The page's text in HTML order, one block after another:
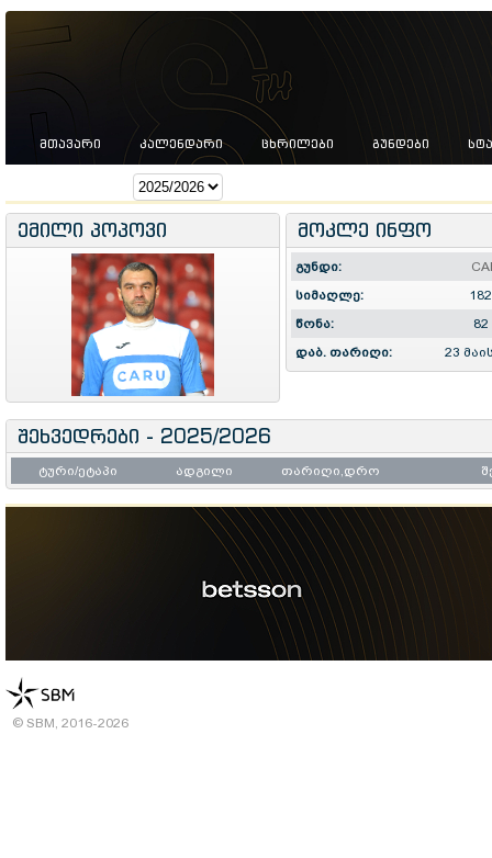
ᲛᲗᲐᲕᲐᲠᲘ ᲙᲐᲚᲔᲜᲓᲐᲠᲘ ᲪᲮᲠᲘᲚᲔᲑᲘ ᲒᲣᲜᲓᲔᲑᲘ
ემილი პოპოვი მოკლე ინფო
გუნდი:
სიმაღლე:
წონა:
82
დაბ. თარიღი:
23
შეხვედრები - 2025/2026
ტური/ეტაპი ადგილი თარიღი,დრო
© SBM, 2016-2026